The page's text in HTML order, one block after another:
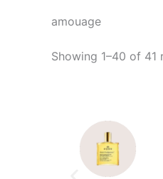
amouage
Showing 1–40 of 41